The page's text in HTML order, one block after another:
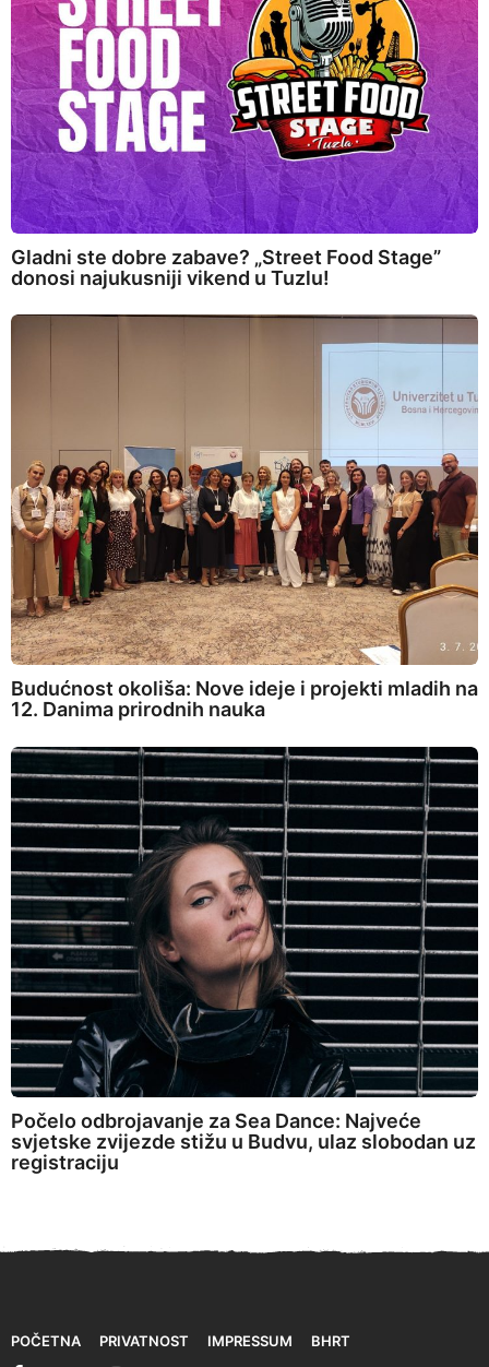
Gladni ste dobre zabave? „Street Food Stage”
donosi najukusniji vikend u Tuzlu!
Budućnost okoliša: Nove ideje i projekti mladih na
12. Danima prirodnih nauka
Počelo odbrojavanje za Sea Dance: Najveće
svjetske zvijezde stižu u Budvu, ulaz slobodan uz
registraciju
POČETNA PRIVATNOST IMPRESSUM BHRT